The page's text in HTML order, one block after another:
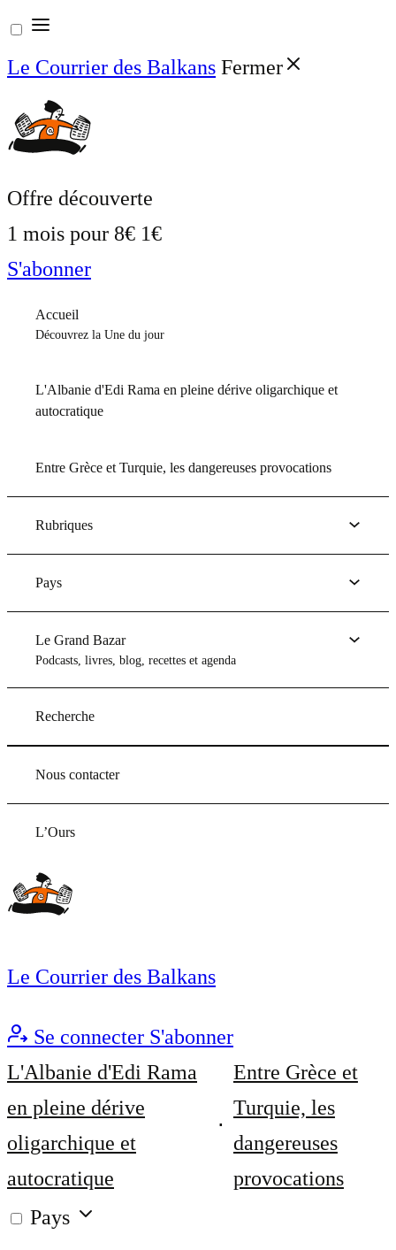
Aller
au
contenu
Le Courrier des Balkans Fermer
Offre découverte
1 mois pour 8€ 1€
S'abonner
Accueil
Découvrez la Une du jour
L'Albanie d'Edi Rama en pleine dérive oligarchique et
autocratique
Entre Grèce et Turquie, les dangereuses provocations
Rubriques
Pays
Le Grand Bazar
Podcasts, livres, blog, recettes et agenda
Recherche
Nous contacter
L’Ours
Le Courrier des Balkans
Se connecter S'abonner
L'Albanie d'Edi Rama
en pleine dérive
oligarchique et
autocratique
Entre Grèce et
Turquie, les
dangereuses
provocations
Pays